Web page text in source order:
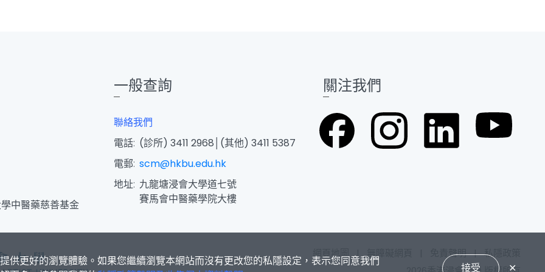
供更好的瀏覽體驗。如果您繼續瀏覽本網站而沒有更改您的私隱設定，表示您同意我們
接受 ✕
中醫藥慈善基金
一般查詢
聯絡我們
電話: (診所) 3411 2968│(其他) 3411 5387
電郵: scm@hkbu.edu.hk
地址: 九龍塘浸會大學道七號
賽馬會中醫藥學院大樓
關注我們
網頁地圖 | 無障礙網頁 免責聲明|私隱政策